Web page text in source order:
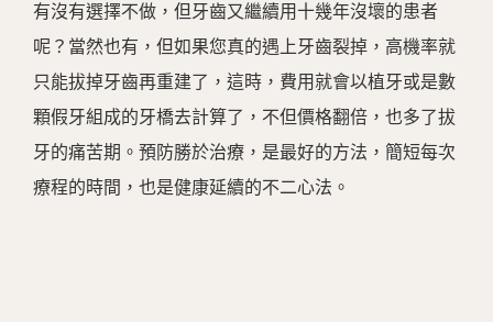
有沒有選擇不做，但牙齒又繼續用十幾年沒壞的患者
呢？當然也有，但如果您真的遇上牙齒裂掉，高機率就
只能拔掉牙齒再重建了，這時，費用就會以植牙或是數
顆假牙組成的牙橋去計算了，不但價格翻倍，也多了拔
牙的痛苦期。預防勝於治療，是最好的方法，簡短每次
療程的時間，也是健康延續的不二心法。